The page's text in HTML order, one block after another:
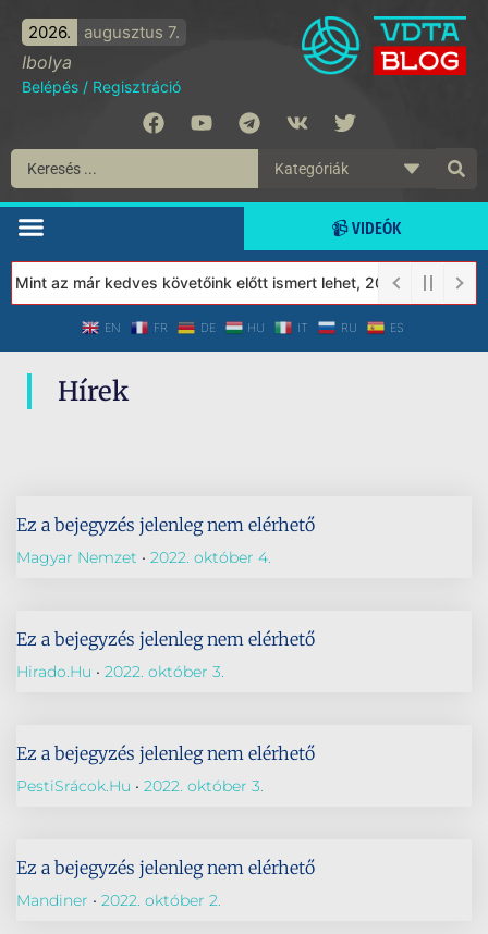
2026. augusztus 7.
Ibolya
Belépés / Regisztráció
📹 VIDEÓK
az már kedves követőink előtt ismert lehet, 2023-tól a
EN FR DE HU IT RU ES
Hírek
Ez a bejegyzés jelenleg nem elérhető
Magyar Nemzet 2022. október 4.
Ez a bejegyzés jelenleg nem elérhető
Hirado.hu 2022. október 3.
Ez a bejegyzés jelenleg nem elérhető
PestiSrácok.hu 2022. október 3.
Ez a bejegyzés jelenleg nem elérhető
Mandiner 2022. október 2.